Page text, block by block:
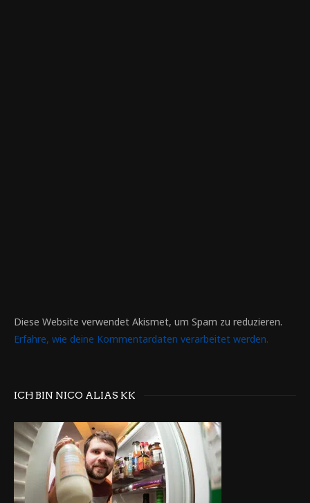
Diese Website verwendet Akismet, um Spam zu reduzieren.
Erfahre, wie deine Kommentardaten verarbeitet werden.
ICH BIN NICO ALIAS KK